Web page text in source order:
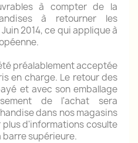
à compter de la
à retourner les
2014, ce qui applique à
préalablement acceptée
en charge. Le retour des
et avec son emballage
de l'achat sera
dans nos magasins
plus d'informations cosulte
barre supérieure.